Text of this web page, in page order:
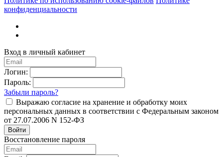
конфиденциальности
Вход в личный кабинет
Логин:
Пароль:
Забыли пароль?
Выражаю согласие на хранение и обработку моих
персональных данных в соответствии с Федеральным законом
от 27.07.2006 N 152-ФЗ
Войти
Восстановление пароля